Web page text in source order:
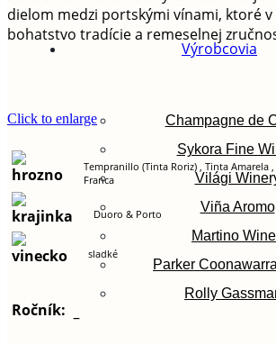
Výrobcovia
Champagne de
Sykora Fine
Világi
Viña Aromo
Martino
Parker
Rolly
dielom medzi portskými vínami, ktoré v
bohatstvo tradície a remeselnej
Click to enlarge
Tempranillo (Tinta Roriz) , Tinta Amarela
Franca
Duoro & Porto
sladké
Ročník: –